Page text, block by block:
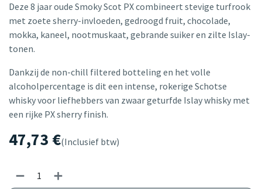
Deze 8 jaar oude Smoky Scot PX combineert stevige turfrook
met zoete sherry-invloeden, gedroogd fruit, chocolade,
mokka, kaneel, nootmuskaat, gebrande suiker en zilte Islay-
tonen.
Dankzij de non-chill filtered botteling en het volle
alcoholpercentage is dit een intense, rokerige Schotse
whisky voor liefhebbers van zwaar geturfde Islay whisky met
een rijke PX sherry finish.
47,73 €(Inclusief btw)